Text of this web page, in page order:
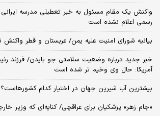
واکنش یک مقام مسئول به خبر تعطیلی مدرسه
رسمی اعلام نشده است
بیانیه شورای امنیت علیه یمن/ عربستان و قطر واکنش
خبر جدید درباره وضعیت سلامتی جو بایدن/ فرزند
آمریکا: حال وی وخیم تر شده است
بیشترین آب شیرین جهان در اختیار کدام کشورهاست؟
«جام زهر» پزشکیان برای عراقچی/ کنایه‌ای که وزیر